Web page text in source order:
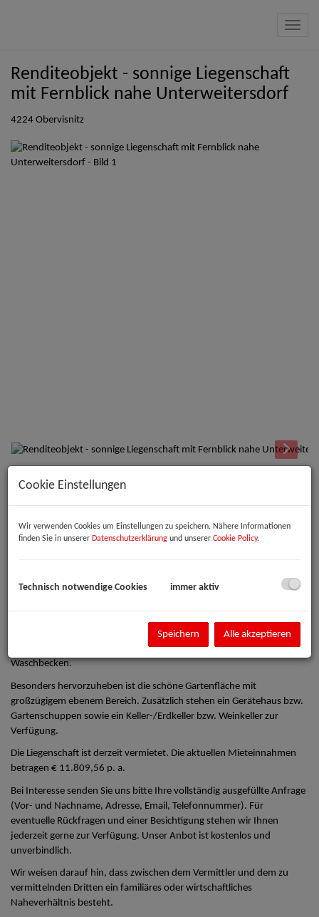
Renditeobjekt - sonnige Liegenschaft
mit Fernblick nahe Unterweitersdorf
4224 Obervisnitz
Beschreibung
Zum Verkauf steht eine charmante Liegenschaft auf einem sonnigen
Grundstück mit herrlicher Südausrichtung und traumhaftem
angenehme Atmosphäre.
Wohnzimmer mit Festbrennstoffofen, einen kleinen Küchenbereich,
ein Schlafzimmer sowie ein Badezimmer mit Dusche, WC und
Waschbecken.
Besonders hervorzuheben ist die schöne Gartenfläche mit
großzügigem ebenem Bereich. Zusätzlich stehen ein Gerätehaus bzw.
Gartenschuppen sowie ein Keller-/Erdkeller bzw. Weinkeller zur
Verfügung.
Die Liegenschaft ist derzeit vermietet. Die aktuellen Mieteinnahmen
betragen € 11.809,56 p. a.
Bei Interesse senden Sie uns bitte Ihre vollständig ausgefüllte Anfrage
(Vor- und Nachname, Adresse, Email, Telefonnummer). Für
eventuelle Rückfragen und einer Besichtigung stehen wir Ihnen
jederzeit gerne zur Verfügung. Unser Anbot ist kostenlos und
unverbindlich.
Wir weisen darauf hin, dass zwischen dem Vermittler und dem zu
vermittelnden Dritten ein familiäres oder wirtschaftliches
Naheverhältnis besteht.
Cookie Einstellungen
Wir verwenden Cookies um Einstellungen zu speichern. Nähere Informationen
finden Sie in unserer Datenschutzerklärung und unserer Cookie Policy.
Technisch notwendige Cookies immer aktiv
Speichern Alle akzeptieren